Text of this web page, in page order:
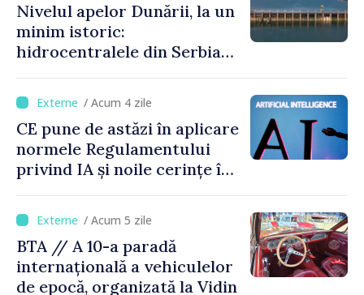
Nivelul apelor Dunării, la un
minim istoric:
hidrocentralele din Serbia
capacitate
/ Acum 4 zile
CE pune de astăzi în aplicare
normele Regulamentului
privind IA și noile cerințe în
/ Acum 5 zile
BTA // A 10-a paradă
internațională a vehiculelor
de epocă, organizată la Vidin